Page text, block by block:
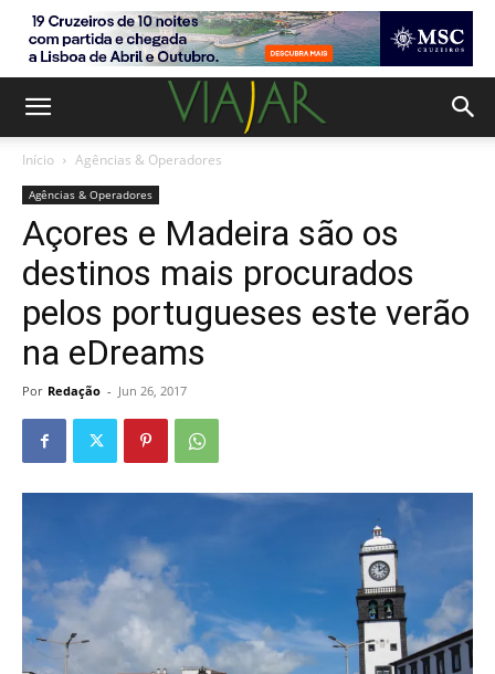
Início Agências & Operadores
Agências & Operadores
Açores e Madeira são os
destinos mais procurados
pelos portugueses este verão
na eDreams
Por Redação - Jun 26, 2017